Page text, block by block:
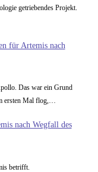
getriebendes Projekt.
für Artemis nach
Das war ein Grund
ersten Mal flog,…
nach Wegfall des
betrifft.